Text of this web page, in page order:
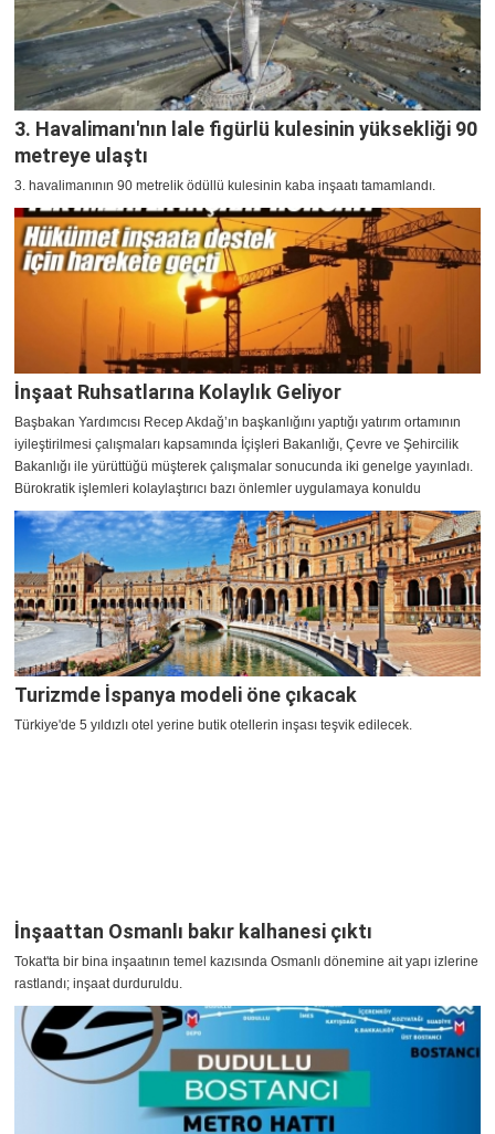
3. Havalimanı'nın lale figürlü kulesinin yüksekliği 90
metreye ulaştı
3. havalimanının 90 metrelik ödüllü kulesinin kaba inşaatı tamamlandı.
İnşaat Ruhsatlarına Kolaylık Geliyor
Başbakan Yardımcısı Recep Akdağ’ın başkanlığını yaptığı yatırım ortamının
iyileştirilmesi çalışmaları kapsamında İçişleri Bakanlığı, Çevre ve Şehircilik
Bakanlığı ile yürüttüğü müşterek çalışmalar sonucunda iki genelge yayınladı.
Bürokratik işlemleri kolaylaştırıcı bazı önlemler uygulamaya konuldu
Turizmde İspanya modeli öne çıkacak
Türkiye'de 5 yıldızlı otel yerine butik otellerin inşası teşvik edilecek.
İnşaattan Osmanlı bakır kalhanesi çıktı
Tokat'ta bir bina inşaatının temel kazısında Osmanlı dönemine ait yapı izlerine
rastlandı; inşaat durduruldu.